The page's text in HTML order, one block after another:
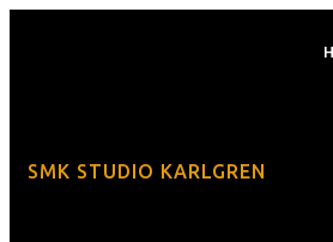
SMK STUDIO KARLGREN